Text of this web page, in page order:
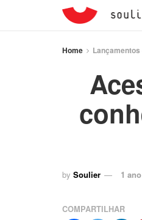
Home
by Soulier 1
COMPARTILHAR